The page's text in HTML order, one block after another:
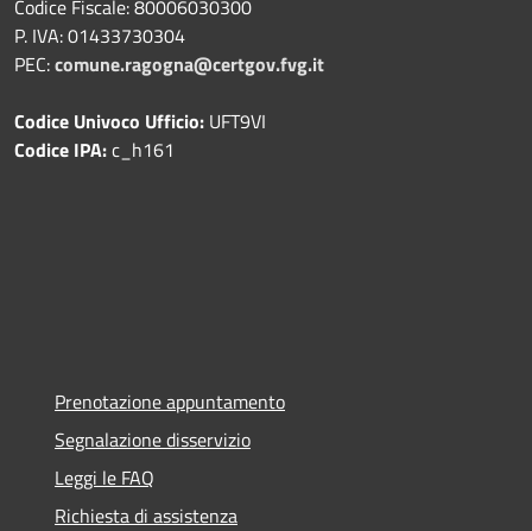
Codice Fiscale: 80006030300
P. IVA: 01433730304
PEC:comune.ragogna@certgov.fvg.it
Codice Univoco Ufficio: UFT9VI
Codice IPA:c_h161
Prenotazione appuntamento
Segnalazione disservizio
Leggi le FAQ
Richiesta di assistenza